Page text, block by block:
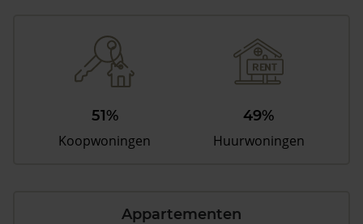
51%
Koopwoningen
49%
Huurwoningen
Appartementen